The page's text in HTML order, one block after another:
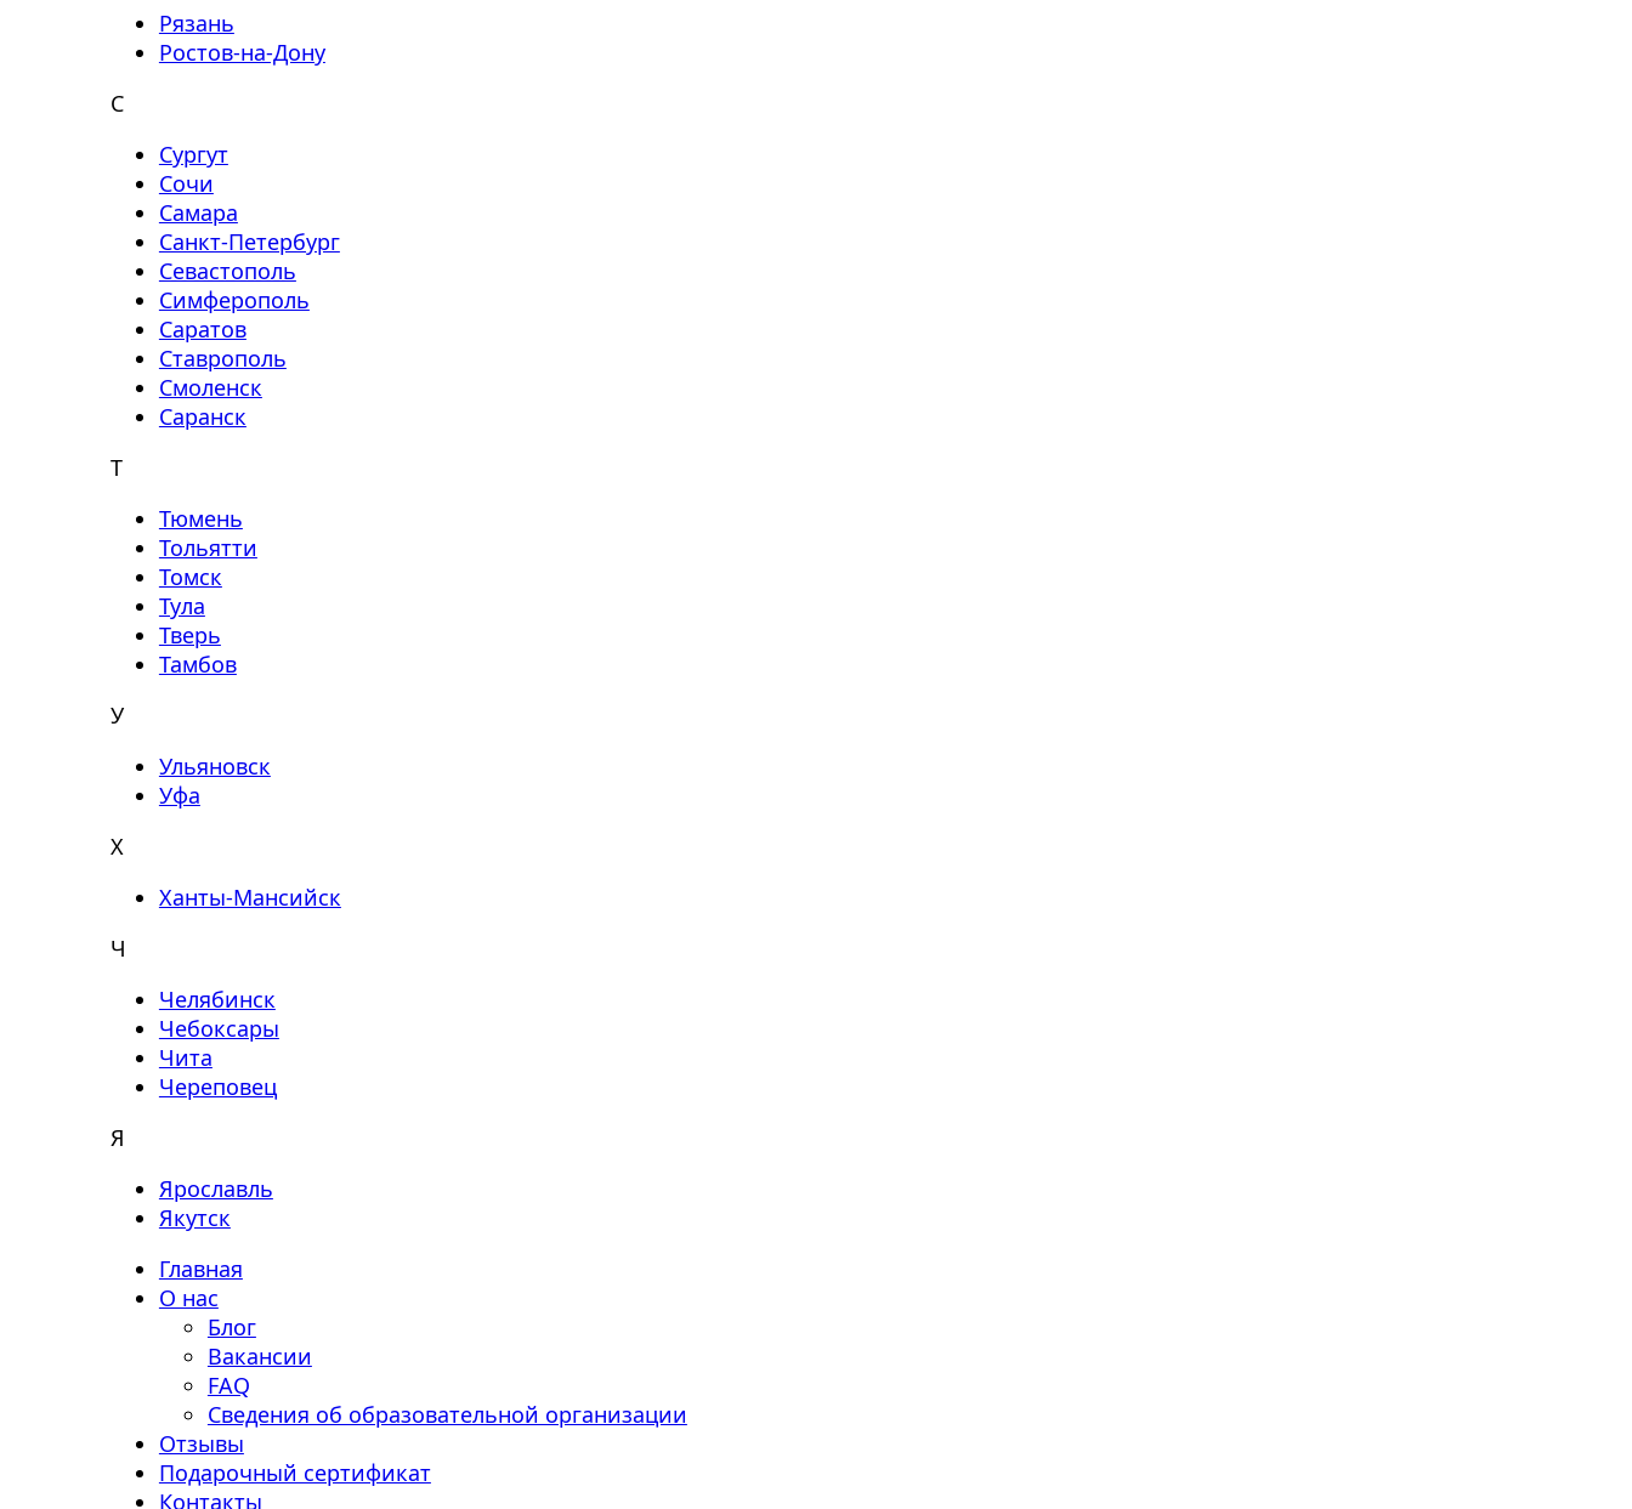
Рязань
Ростов-на-Дону
С
Сургут
Сочи
Самара
Санкт-Петербург
Севастополь
Симферополь
Саратов
Ставрополь
Смоленск
Саранск
Т
Тюмень
Тольятти
Томск
Тула
Тверь
Тамбов
У
Ульяновск
Уфа
Х
Ханты-Мансийск
Ч
Челябинск
Чебоксары
Чита
Череповец
Я
Ярославль
Якутск
Главная
О нас
Блог
Вакансии
FAQ
Сведения об образовательной организации
Отзывы
Подарочный сертификат
Контакты